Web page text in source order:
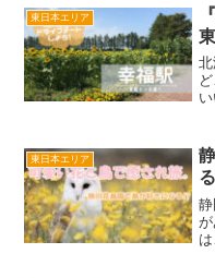
士
東日本エリア
東日本エリア